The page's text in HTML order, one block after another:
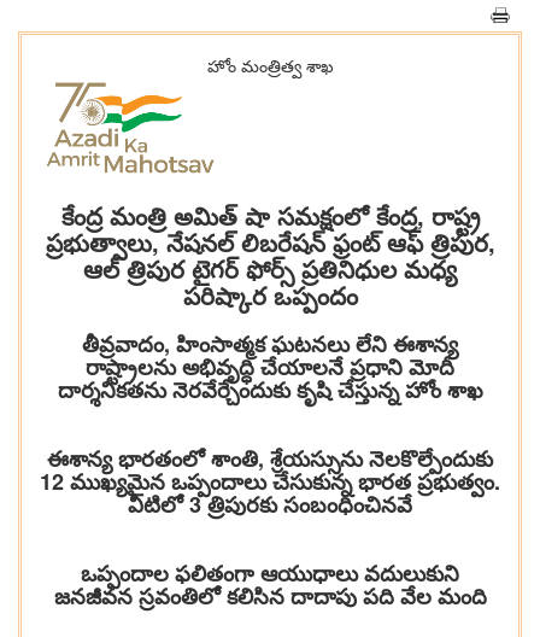
హోం మంత్రిత్వ శాఖ
కేంద్ర మంత్రి అమిత్ షా సమక్షంలో కేంద్ర, రాష్ట్ర
ప్రభుత్వాలు, నేషనల్ లిబరేషన్ ఫ్రంట్ ఆఫ్ త్రిపుర,
ఆల్ త్రిపుర టైగర్ ఫోర్స్ ప్రతినిధుల మధ్య
పరిష్కార ఒప్పందం
తీవ్రవాదం, హింసాత్మక ఘటనలు లేని ఈశాన్య
రాష్ట్రాలను అభివృద్ధి చేయాలనే ప్రధాని మోదీ
దార్శనికతను నెరవేర్చేందుకు కృషి చేస్తున్న హోం శాఖ
ఈశాన్య భారతంలో శాంతి, శ్రేయస్సును నెలకొల్పేందుకు
12 ముఖ్యమైన ఒప్పందాలు చేసుకున్న భారత ప్రభుత్వం.
వీటిలో 3 త్రిపురకు సంబంధించినవే
ఒప్పందాల ఫలితంగా ఆయుధాలు వదులుకుని
జనజీవన స్రవంతిలో కలిసిన దాదాపు పది వేల మంది